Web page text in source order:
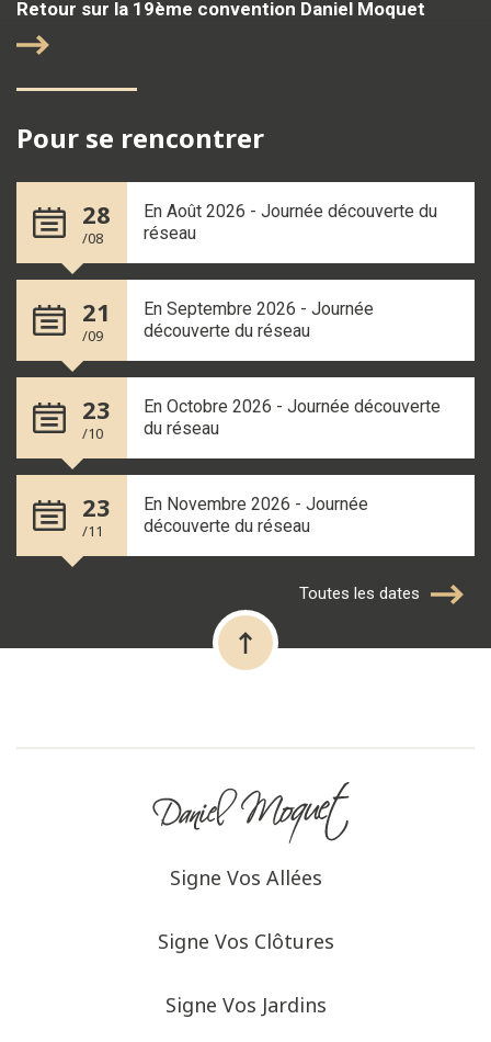
Retour sur la 19ème convention Daniel Moquet
Pour se rencontrer
28
/08
En Août 2026 - Journée découverte du
réseau
21
/09
En Septembre 2026 - Journée
découverte du réseau
23
/10
En Octobre 2026 - Journée découverte
du réseau
23
/11
En Novembre 2026 - Journée
découverte du réseau
Toutes les dates
Signe Vos Allées
Signe Vos Clôtures
Signe Vos Jardins